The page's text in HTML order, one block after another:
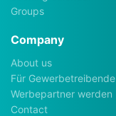
Groups
Company
About us
Für Gewerbetreibende
Werbepartner werden
Contact